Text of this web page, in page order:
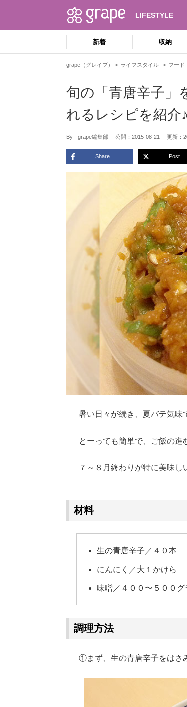
LIFESTYLE
新着 収納
grape（グレイプ） ライフスタイル フード
旬の「青唐辛子
れるレシピを紹介♪
By - grape編集部 公開： 2015-08-21 更新：
Share Post
暑い日々が続き、夏バテ気味
とーっても簡単で、ご飯の進
７～８月終わりが特に美味
材料
生の青唐辛子／４０本
にんにく／大１かけら
味噌／４００〜５００グ
調理方法
①まず、生の青唐辛子をはさ